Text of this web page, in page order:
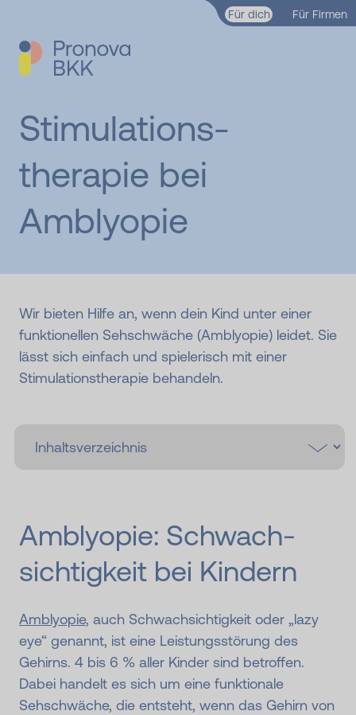
Zum Hauptinhalt springen
Für dich Für Firmen
Stimulations­
therapie bei
Amblyopie
Wir bieten Hilfe an, wenn dein Kind unter einer
funktionellen Sehschwäche (Amblyopie) leidet. Sie
lässt sich einfach und spielerisch mit einer
Stimulationstherapie behandeln.
Amblyopie: Schwach­
sichtig­keit bei Kindern
Amblyopie, auch Schwachsichtigkeit oder „lazy
eye“ genannt, ist eine Leistungsstörung des
Gehirns. 4 bis 6 % aller Kinder sind betroffen.
Dabei handelt es sich um eine funktionale
Sehschwäche, die entsteht, wenn das Gehirn von